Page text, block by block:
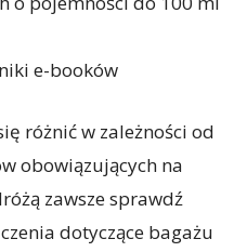
e-booków
różnić w zależności od
obowiązujących na
zawsze sprawdź
dotyczące bagażu